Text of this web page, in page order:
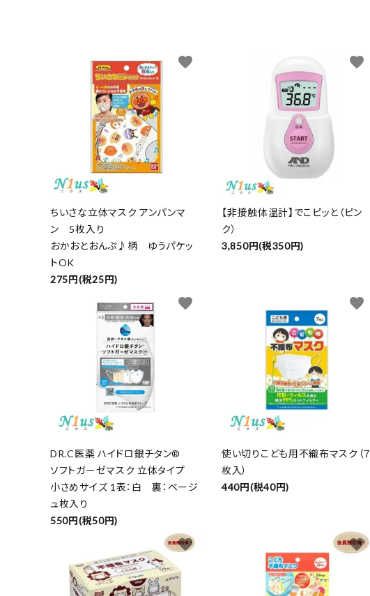
ちいさな立体マスク アンパンマ
ン 5枚入り
おかおとおんぷ♪柄 ゆうパケッ
トOK
275円(税25円)
favorite
【非接触体温計】でこピッと（ピン
ク）
3,850円(税350円)
favorite
DR.C医薬 ハイドロ銀チタン®
ソフトガーゼマスク 立体タイプ
小さめサイズ 1表：白 裏：ベージ
ュ枚入り
550円(税50円)
favorite
使い切りこども用不織布マスク（７
枚入）
440円(税40円)
favorite
favorite favorite